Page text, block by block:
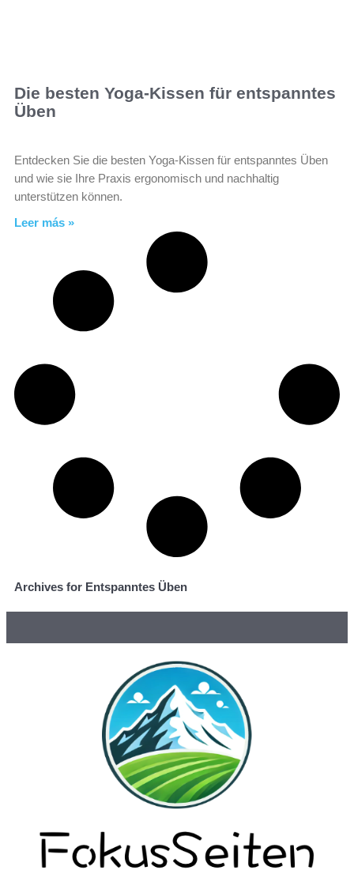
Die besten Yoga-Kissen für entspanntes
Üben
Entdecken Sie die besten Yoga-Kissen für entspanntes Üben
und wie sie Ihre Praxis ergonomisch und nachhaltig
unterstützen können.
Leer más »
Archives for Entspanntes Üben